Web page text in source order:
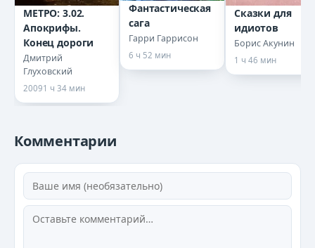
МЕТРО: 3.02.
Апокрифы.
Конец дороги
Дмитрий
Глуховский
20091 ч 34 мин
Фантастическая
сага
Гарри Гаррисон
6 ч 52 мин
Сказки для
идиотов
Борис Акунин
1 ч 46 мин
Комментарии